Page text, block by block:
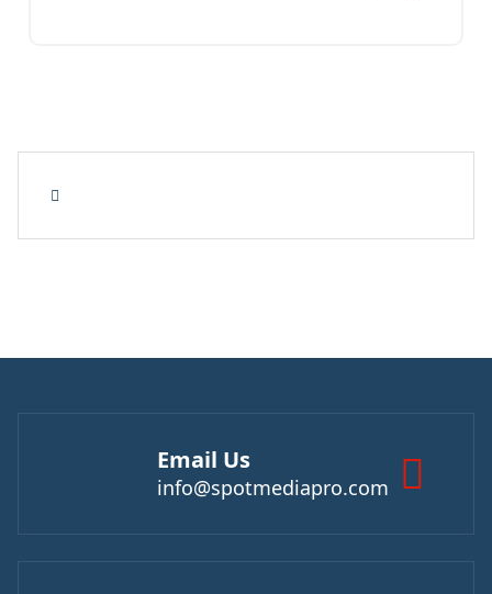
Email Us
info@spotmediapro.com